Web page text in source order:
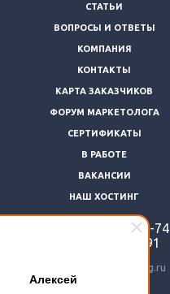
Алексей
СТАТЬИ
ВОПРОСЫ И ОТВЕТЫ
КОМПАНИЯ
КОНТАКТЫ
КАРТА ЗАКАЗЧИКОВ
ФОРУМ МАРКЕТОЛОГА
СЕРТИФИКАТЫ
В РАБОТЕ
ВАКАНСИИ
НАШ ХОСТИНГ
922-48-74
869-64-91
24@livemarketolog.ru